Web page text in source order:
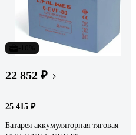
22 852 ₽
25 415 ₽
Батарея аккумуляторная тяговая